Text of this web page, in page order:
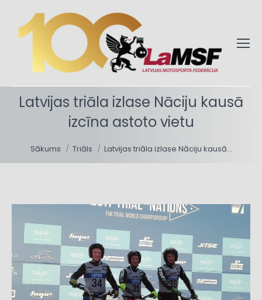
Latvijas triāla izlase Nāciju kausā
izcīna astoto vietu
Sākums Triāls Latvijas triāla izlase Nāciju kausā…